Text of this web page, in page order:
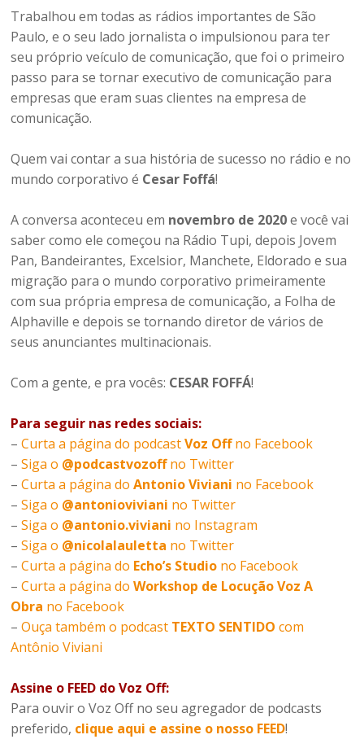
Trabalhou em todas as rádios importantes de São
Paulo, e o seu lado jornalista o impulsionou para ter
seu próprio veículo de comunicação, que foi o primeiro
passo para se tornar executivo de comunicação para
empresas que eram suas clientes na empresa de
comunicação.
Quem vai contar a sua história de sucesso no rádio e no
mundo corporativo é Cesar Foffá!
A conversa aconteceu em novembro de 2020e você vai
saber como ele começou na Rádio Tupi, depois Jovem
Pan, Bandeirantes, Excelsior, Manchete, Eldorado e sua
migração para o mundo corporativo primeiramente
com sua própria empresa de comunicação, a Folha de
Alphaville e depois se tornando diretor de vários de
seus anunciantes multinacionais.
Com a gente, e pra vocês: CESAR FOFFÁ!
Para seguir nas redes sociais:
–Curta a página do podcastVoz Offno Facebook
–Siga o @podcastvozoffno Twitter
–Curta a página doAntonio Viviani no Facebook
–Siga o @antonioviviani no Twitter
–Siga o @antonio.viviani no Instagram
–Siga o @nicolalauletta no Twitter
–Curta a página do Echo’s Studio no Facebook
–Curta a página doWorkshop de Locução Voz A
Obra no Facebook
–Ouça também o podcast TEXTO SENTIDO com
Antônio Viviani
Assine o FEED do Voz Off:
Para ouvir o Voz Off no seu agregador de podcasts
preferido, clique aqui e assine o nosso FEED!